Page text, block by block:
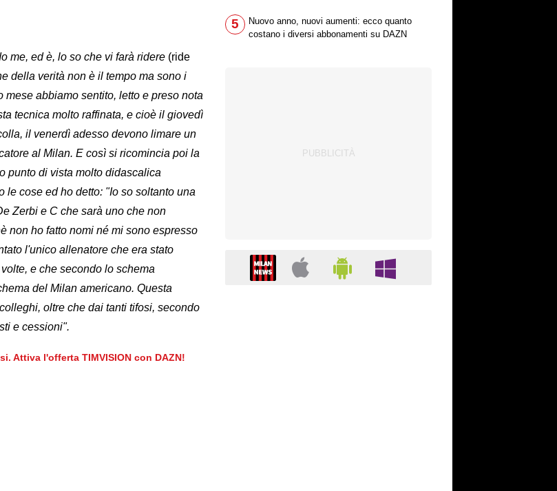
me, ed è, lo so che vi farà ridere (ride
della verità non è il tempo ma sono i
abbiamo sentito, letto e preso nota
tecnica molto raffinata, e cioè il giovedì
il venerdì adesso devono limare un
al Milan. E così si ricomincia poi la
punto di vista molto didascalica
cose ed ho detto: "Io so soltanto una
Zerbi e C che sarà uno che non
non ho fatto nomi né mi sono espresso
l'unico allenatore che era stato
e che secondo lo schema
del Milan americano. Questa
oltre che dai tanti tifosi, secondo
e cessioni".
Attiva l'offerta TIMVISION con DAZN!
5
Nuovo anno, nuovi aumenti: ecco quanto
costano i diversi abbonamenti su DAZN